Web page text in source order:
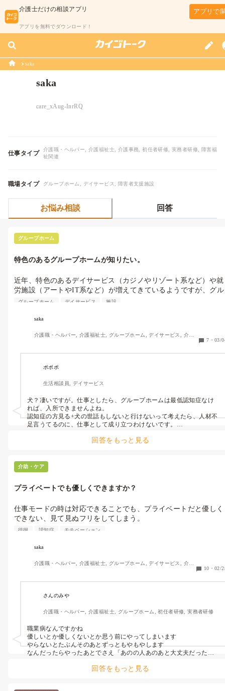
介護士だけの相談アプリ
アプリを無料でダウンロード！
アプリで
saka
saka
care_xAug-InrRQ
仕事タイプ
介護職・ヘルパー, 介護福祉士, 介護事務, 初任者研修, 実務者研修, 障害福
祉関連
職場タイプ グループホーム, デイサービス, 障害者支援施設
お悩み相談 回答
グループホーム
特色のあるグループホームが知りたい。
近年、特色のあるデイサービス（カジノやリゾート系など）や就
労施設（アートやIT系など）が増えてきているようですが、グル
ープホームでもそういった特色のある施設をご存知の方はいらっ
どのような特色で、どんなメリットがあるかなどを知りたいと思
以前「犬と一緒に暮らせる」グループホームを訪問してみました
また、そのような施設で勤務されている方がいれば、働いていて
ご回答よろしくお願いいたします。
グループホーム デイサービス 施設
saka
介護職・ヘルパー, 介護福祉士, グループホーム, デイサービス, 介護
7 ・ 03/
ポポポ
生活相談員, デイサービス
犬？凄いですが。仕事としたら、グループホームは最低認知症なけ
れば、入所できませんよね。
認知症の方見る+犬の世話もしないと行けないって考えたら、人材不
足言うてるのに、仕事として成り立つわけないです。
そこのオーナーちょっと戦略ミスと言うか、働く側のデメリット考
オーナー、ポンコツ？と私は見ました。
ないと行けないんでしょ。
介護+ですよ。介護だけで職員が疲弊してるのに。+？誰がやるの、
そう！！職員でしょ。
そんな職場、楽しく見えるだけで、働く側は無茶苦茶大変だと思い
意しないと！！
私のグループホームにも、一匹犬いてましたが、利用者が餌と間違
かったんじゃない？
カジノ方も面白いけど、結局コイン洗ったり。面倒多いですよね。
回答をもっと見る
介助・ケア
プライベートでも優しくできますか？
仕事モードの時は対応できることでも、プライベートだと優しく
できない、見て見ぬフリをしてしまう。
でもちょっと罪悪感。
世の中。
ていってしまう。
徘徊 認知症 モチベーション
saka
介護職・ヘルパー, 介護福祉士, グループホーム, デイサービス, 介護
10 ・ 02/
さんのみや
介護職・ヘルパー, 介護福祉士, グループホーム, 初任者研修, 実務者研修
職業病なんですかね
優しいとか優しくないとか思う前にやってしまいます
やらないとたぶんそのあとずっともやもやします
なんだったらやったあとでさえ「あのの人あのあと大丈夫だったろ
疲れます、治した法が良いとは思いますが染み付いて治りそうにな
回答をもっと見る